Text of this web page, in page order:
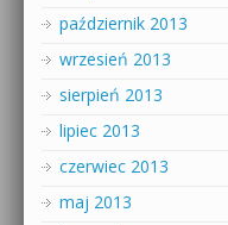
październik 2013
wrzesień 2013
sierpień 2013
lipiec 2013
czerwiec 2013
maj 2013